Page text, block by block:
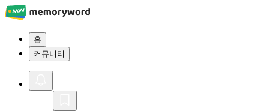
홈
커뮤니티